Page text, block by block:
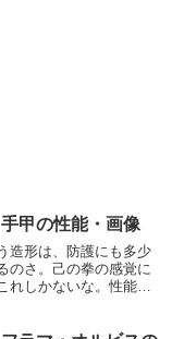
手甲の性能・画像
造形は、防護にも多少
のさ。己の拳の感覚に
れしかないな。性能属